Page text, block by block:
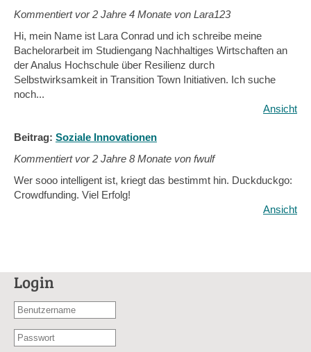
Kommentiert vor2 Jahre 4 Monate von Lara123
Hi, mein Name ist Lara Conrad und ich schreibe meine
Bachelorarbeit im Studiengang Nachhaltiges Wirtschaften an
der Analus Hochschule über Resilienz durch
Selbstwirksamkeit in Transition Town Initiativen. Ich suche
noch...
Ansicht
Beitrag: Soziale Innovationen
Kommentiert vor2 Jahre 8 Monate von fwulf
Wer sooo intelligent ist, kriegt das bestimmt hin. Duckduckgo:
Crowdfunding. Viel Erfolg!
Ansicht
Login
Benutzername
E-
Passwort